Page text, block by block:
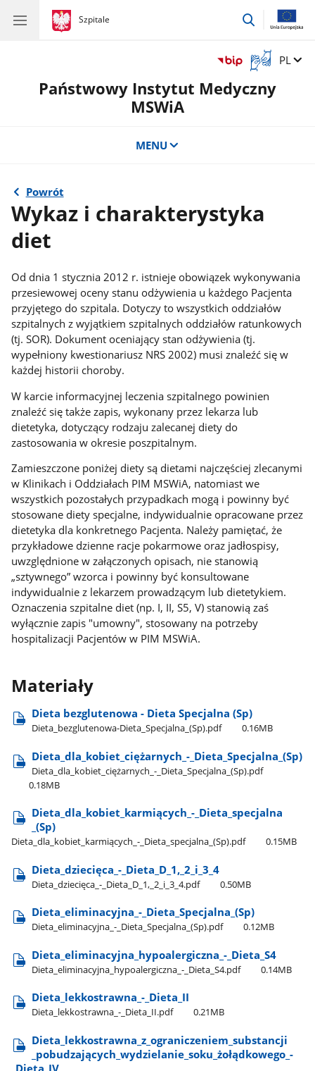
gov.pl
Szpitale
gov.pl
Szpitale
przejdź
Otwórz
okno
z
Zmień
PL
Państwowy Instytut Medyczny
MSWiA
MENU
Powrót
Wykaz i charakterystyka
diet
Od dnia 1 stycznia 2012 r. istnieje obowiązek wykonywania
przesiewowej oceny stanu odżywienia u każdego Pacjenta
przyjętego do szpitala. Dotyczy to wszystkich oddziałów
szpitalnych z wyjątkiem szpitalnych oddziałów ratunkowych
(tj. SOR). Dokument oceniający stan odżywienia (tj.
wypełniony kwestionariusz NRS 2002) musi znaleźć się w
każdej historii choroby.
W karcie informacyjnej leczenia szpitalnego powinien
znaleźć się także zapis, wykonany przez lekarza lub
dietetyka, dotyczący rodzaju zalecanej diety do
zastosowania w okresie poszpitalnym.
Zamieszczone poniżej diety są dietami najczęściej zlecanymi
w Klinikach i Oddziałach PIM MSWiA, natomiast we
wszystkich pozostałych przypadkach mogą i powinny być
stosowane diety specjalne, indywidualnie opracowane przez
dietetyka dla konkretnego Pacjenta. Należy pamiętać, że
przykładowe dzienne racje pokarmowe oraz jadłospisy,
uwzględnione w załączonych opisach, nie stanowią
„sztywnego” wzorca i powinny być konsultowane
indywidualnie z lekarzem prowadzącym lub dietetykiem.
Oznaczenia szpitalne diet (np. I, II, S5, V) stanowią zaś
wyłącznie zapis "umowny", stosowany na potrzeby
hospitalizacji Pacjentów w PIM MSWiA.
Materiały
Dieta bezglutenowa - Dieta Specjalna (Sp)
Dieta​_bezglutenowa-Dieta​_Specjalna​_(Sp).pdf 0.16MB
Dieta​_dla​_kobiet​_ciężarnych​_-​_Dieta​_Specjalna​_(Sp)
Dieta​_dla​_kobiet​_ciężarnych​_-​_Dieta​_Specjalna​_(Sp).pdf
0.18MB
Dieta​_dla​_kobiet​_karmiących​_-​_Dieta​_specjalna​
_(Sp)
Dieta​_dla​_kobiet​_karmiących​_-​_Dieta​_specjalna​_(Sp).pdf 0.15MB
Dieta​_dziecięca​_-​_Dieta​_D​_1,​_2​_i​_3​_4
Dieta​_dziecięca​_-​_Dieta​_D​_1,​_2​_i​_3​_4.pdf 0.50MB
Dieta​_eliminacyjna​_-​_Dieta​_Specjalna​_(Sp)
Dieta​_eliminacyjna​_-​_Dieta​_Specjalna​_(Sp).pdf 0.12MB
Dieta​_eliminacyjna​_hypoalergiczna​_-​_Dieta​_S4
Dieta​_eliminacyjna​_hypoalergiczna​_-​_Dieta​_S4.pdf 0.14MB
Dieta​_lekkostrawna​_-​_Dieta​_II
Dieta​_lekkostrawna​_-​_Dieta​_II.pdf 0.21MB
Dieta​_lekkostrawna​_z​_ograniczeniem​_substancji​
_pobudzających​_wydzielanie​_soku​_żołądkowego​_-​
_Dieta​_IV